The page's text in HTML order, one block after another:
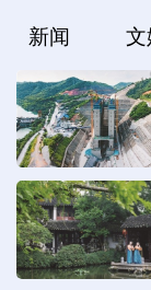
新闻 文